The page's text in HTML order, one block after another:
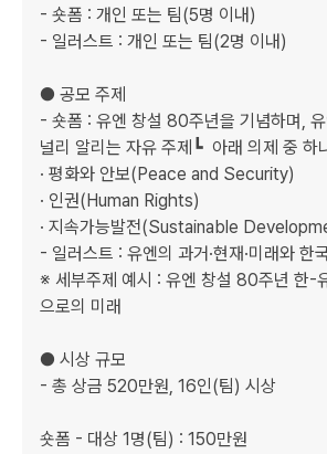
- 숏폼 : 개인 또는 팀(5명 이내)
- 일러스트 : 개인 또는 팀(2명 이내)
● 공모 주제
- 숏폼 : 유엔 창설 80주년을 기념하며,
널리 알리는 자유 주제┗  아래 의제 중 하
· 평화와 안보(Peace and Security)
· 인권(Human Rights)
· 지속가능발전(Sustainable
- 일러스트 : 유엔의 과거·현재·미래와 한
※ 세부주제 예시 : 유엔 창설 80주년 한-
으로의 미래
● 시상 규모
- 총 상금 520만원, 16인(팀) 시상
숏폼 - 대상 1명(팀) : 150만원